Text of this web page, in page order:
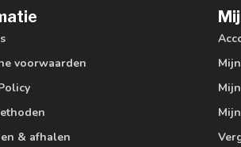
voorwaarden
& afhalen